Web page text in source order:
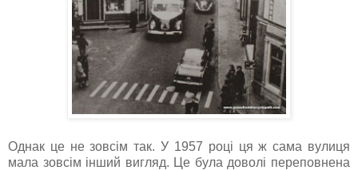
Однак це не зовсім так. У 1957 році ця ж сама вулиця
мала зовсім інший вигляд. Це була доволі переповнена